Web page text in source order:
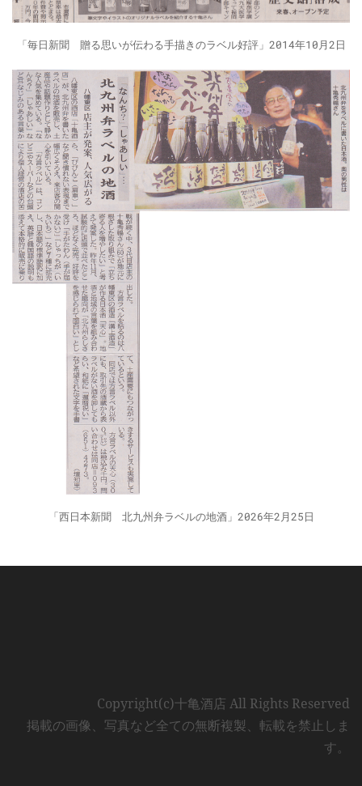
「毎日新聞 贈る思いが伝わる手描きのラベル好評」2014年10月2日
「西日本新聞 北九州弁ラベルの地酒」2026年2月25日
Copyright(c)十亀酒店 All Rights Reserved
掲載の画像、写真など全ての無断複製、転載を禁止しま
す。